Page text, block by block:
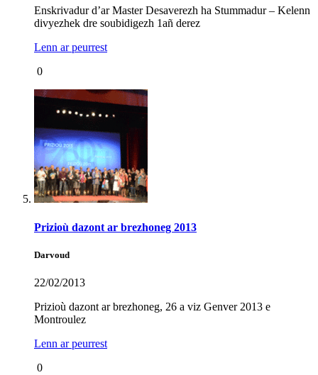
Enskrivadur d’ar Master Desaverezh ha Stummadur – Kelenn
divyezhek dre soubidigezh 1añ derez
Lenn ar peurrest
0
Prizioù dazont ar brezhoneg 2013
Darvoud
22/02/2013
Prizioù dazont ar brezhoneg, 26 a viz Genver 2013 e
Montroulez
Lenn ar peurrest
0